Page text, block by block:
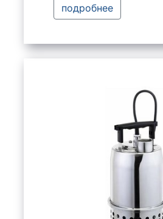
подробнее